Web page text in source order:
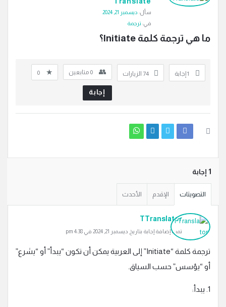
الترجمة
أسئلة
سأل: ديسمبر 21, 2024
في: ترجمة
ما هي ترجمة كلمة Initiate؟
‫1 إجابة 74 الزيارات 0 متابعين 0
إجابة
‫1 إجابة
التصويتات الإقدم الأحدث
TTranslator
تمت إضافة إجابة بتاريخ ديسمبر 21, 2024 في 4:38 pm
ترجمة كلمة “Initiate” إلى العربية يمكن أن تكون “يبدأ” أو “يشرع”
أو “يؤسس” حسب السياق.
1. يبدأ: